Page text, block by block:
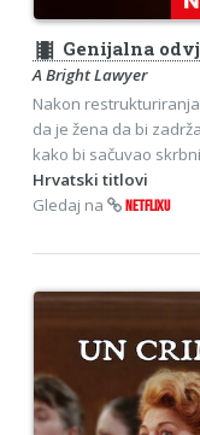
theaters Genijalna
A Bright Lawyer
Nakon
da je žena da bi
kako bi sačuvao
Hrvatski titlovi
Gledaj na
NETFLIXU